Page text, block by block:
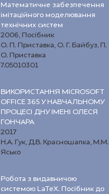
Математичне забезпечення
імітаційного моделювання
технічних систем
2006, Посібник
О. П. Приставка, О. Г. Байбуз, П.
О. Приставка
7.05010301
ВИКОРИСТАННЯ MICROSOFT
OFFICE 365 У НАВЧАЛЬНОМУ
ПРОЦЕСІ ДНУ ІМЕНІ ОЛЕСЯ
ГОНЧАРА
2017
Н.А. Гук, Д.В. Красношапка, М.М.
Ясько
Робота з видавничою
системою LaTeX. Посібник до